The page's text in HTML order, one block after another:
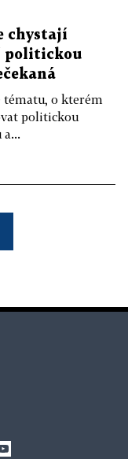
chystají
politickou
tématu, o kterém
politickou